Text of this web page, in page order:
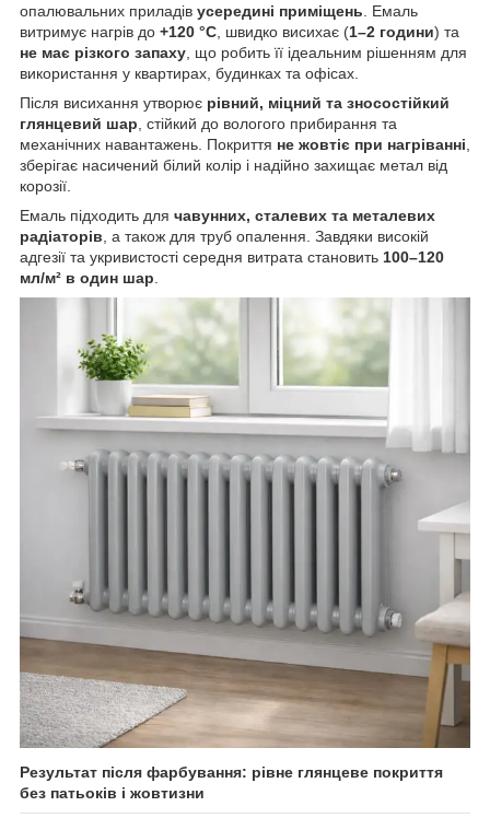
опалювальних приладів усередині приміщень . Емаль
витримує нагрів до +120 °C , швидко висихає (1–2 години) та
не має різкого запаху , що робить її ідеальним рішенням для
використання у квартирах, будинках та офісах.
Після висихання утворює рівний, міцний та зносостійкий
глянцевий шар , стійкий до вологого прибирання та
механічних навантажень. Покриття не жовтіє при нагріванні
зберігає насичений білий колір і надійно захищає метал від
корозії.
Емаль підходить для чавунних, сталевих та металевих
радіаторів , а також для труб опалення. Завдяки високій
адгезії та укривистості середня витрата становить 100–120
мл/м² в один шар
Результат після фарбування: рівне глянцеве покриття
без патьоків і жовтизни